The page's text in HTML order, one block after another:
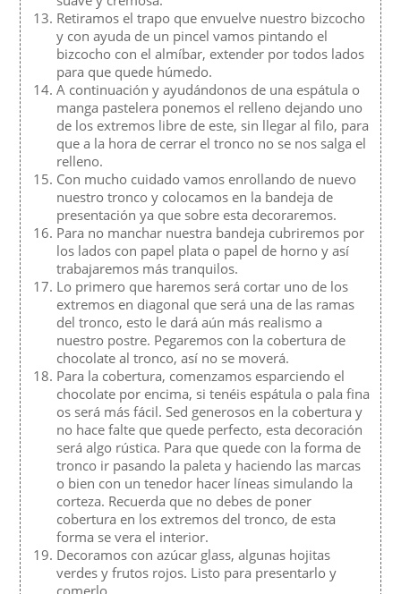
Retiramos el trapo que envuelve nuestro bizcocho
y con ayuda de un pincel vamos pintando el
bizcocho con el almíbar, extender por todos lados
para que quede húmedo.
A continuación y ayudándonos de una espátula o
manga pastelera ponemos el relleno dejando uno
de los extremos libre de este, sin llegar al filo, para
que a la hora de cerrar el tronco no se nos salga el
relleno.
Con mucho cuidado vamos enrollando de nuevo
nuestro tronco y colocamos en la bandeja de
presentación ya que sobre esta decoraremos.
Para no manchar nuestra bandeja cubriremos por
los lados con papel plata o papel de horno y así
trabajaremos más tranquilos.
Lo primero que haremos será cortar uno de los
extremos en diagonal que será una de las ramas
del tronco, esto le dará aún más realismo a
nuestro postre. Pegaremos con la cobertura de
chocolate al tronco, así no se moverá.
Para la cobertura, comenzamos esparciendo el
chocolate por encima, si tenéis espátula o pala fina
os será más fácil. Sed generosos en la cobertura y
no hace falte que quede perfecto, esta decoración
será algo rústica. Para que quede con la forma de
tronco ir pasando la paleta y haciendo las marcas
o bien con un tenedor hacer líneas simulando la
corteza. Recuerda que no debes de poner
cobertura en los extremos del tronco, de esta
forma se vera el interior.
Decoramos con azúcar glass, algunas hojitas
verdes y frutos rojos. Listo para presentarlo y
comerlo.